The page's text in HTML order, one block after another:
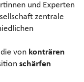
und Experten
zentrale
von konträren
schärfen